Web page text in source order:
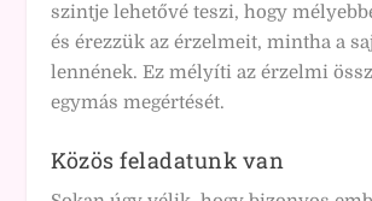
szintje lehetővé teszi, hogy
és érezzük az érzelmeit, mintha a
lennének. Ez mélyíti az érzelmi
egymás megértését.
Közös feladatunk van